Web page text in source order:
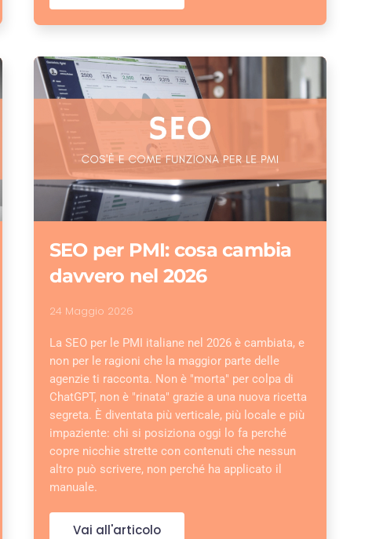
SEO per PMI: cosa cambia
davvero nel 2026
24 Maggio 2026
La SEO per le PMI italiane nel 2026 è cambiata, e
non per le ragioni che la maggior parte delle
agenzie ti racconta. Non è "morta" per colpa di
ChatGPT, non è "rinata" grazie a una nuova ricetta
segreta. È diventata più verticale, più locale e più
impaziente: chi si posiziona oggi lo fa perché
copre nicchie strette con contenuti che nessun
altro può scrivere, non perché ha applicato il
manuale.
Vai all'articolo